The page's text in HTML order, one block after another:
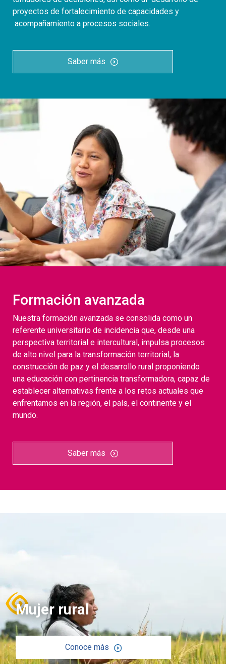
proyectos de fortalecimiento de capacidades y
acompañamiento a procesos sociales.
Saber más
Formación avanzada
Nuestra formación avanzada se consolida como un
referente universitario de incidencia que, desde una
perspectiva territorial e intercultural, impulsa procesos
de alto nivel para la transformación territorial, la
construcción de paz y el desarrollo rural proponiendo
una educación con pertinencia transformadora, capaz de
establecer alternativas frente a los retos actuales que
enfrentamos en la región, el país, el continente y el
mundo.
Saber más
Mujer rural
Conoce más